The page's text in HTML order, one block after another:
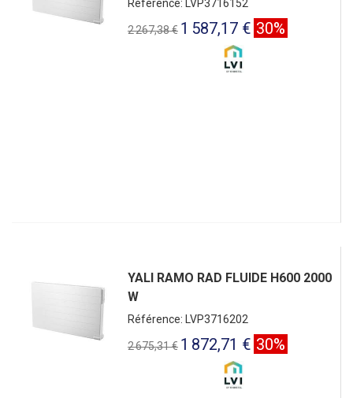
Référence: LVP3716152
2 267,38 € 1 587,17 € 30%
YALI RAMO RAD FLUIDE H600 2000
W
Référence: LVP3716202
2 675,31 € 1 872,71 € 30%